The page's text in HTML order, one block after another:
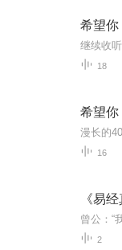
希望你
继续收
18
希望你
16
《易
2